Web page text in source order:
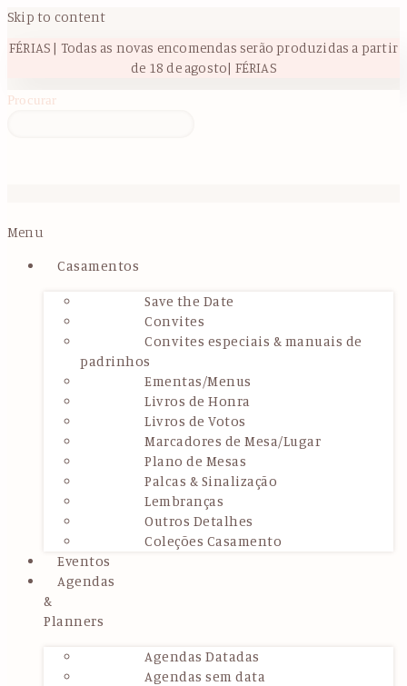
Skip to content
FÉRIAS | Todas as novas encomendas serão produzidas a partir
de 18 de agosto| FÉRIAS
Procurar
Menu
Casamentos
Save the Date
Convites
Convites especiais & manuais de
padrinhos
Ementas/Menus
Livros de Honra
Livros de Votos
Marcadores de Mesa/Lugar
Plano de Mesas
Palcas & Sinalização
Lembranças
Outros Detalhes
Coleções Casamento
Eventos
Agendas
&
Planners
Agendas Datadas
Agendas sem data